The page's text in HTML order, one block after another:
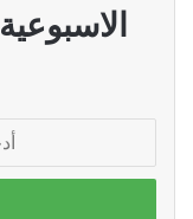
الإلكتروني